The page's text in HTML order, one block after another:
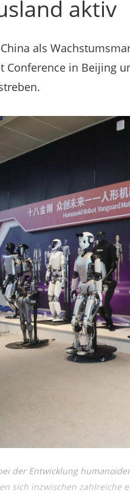
aktiv
als
Conference in Beijing
der Entwicklung
sich inzwischen